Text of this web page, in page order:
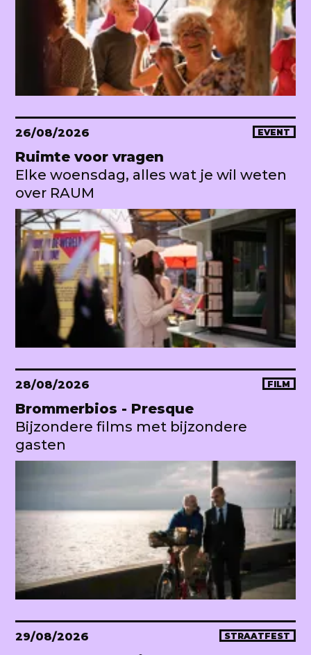
26/08/2026 EVENT
Ruimte voor vragen
Elke woensdag, alles wat je wil weten
over RAUM
28/08/2026 FILM
Brommerbios - Presque
Bijzondere films met bijzondere
gasten
29/08/2026 STRAATFEST